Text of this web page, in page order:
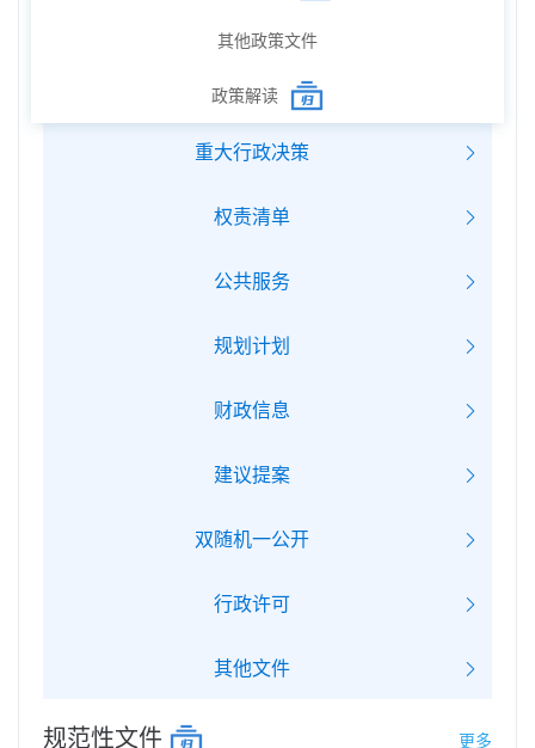
其他政策文件
政策解读
重大行政决策
权责清单
公共服务
规划计划
财政信息
建议提案
双随机一公开
行政许可
其他文件
规范性文件 更多